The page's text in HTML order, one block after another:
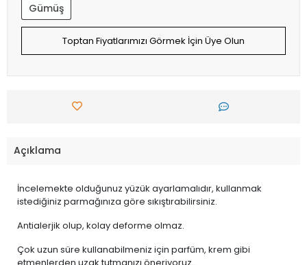
Gümüş
Toptan Fiyatlarımızı Görmek İçin Üye Olun
Açıklama
İncelemekte olduğunuz yüzük ayarlamalıdır, kullanmak
istediğiniz parmağınıza göre sıkıştırabilirsiniz.
Antialerjik olup, kolay deforme olmaz.
Çok uzun süre kullanabilmeniz için parfüm, krem gibi
etmenlerden uzak tutmanızı öneriyoruz.